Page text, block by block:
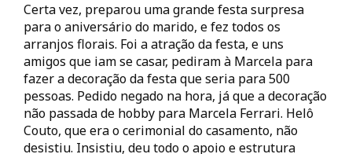
Certa vez, preparou uma grande festa surpresa
para o aniversário do marido, e fez todos os
arranjos florais. Foi a atração da festa, e uns
amigos que iam se casar, pediram à Marcela para
fazer a decoração da festa que seria para 500
pessoas. Pedido negado na hora, já que a decoração
não passada de hobby para Marcela Ferrari. Helô
Couto, que era o cerimonial do casamento, não
desistiu. Insistiu, deu todo o apoio e estrutura